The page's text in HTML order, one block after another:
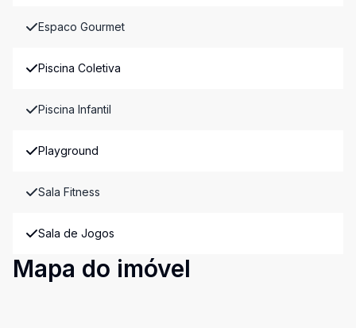
Espaco Gourmet
Piscina Coletiva
Piscina Infantil
Playground
Sala Fitness
Sala de Jogos
Mapa do imóvel